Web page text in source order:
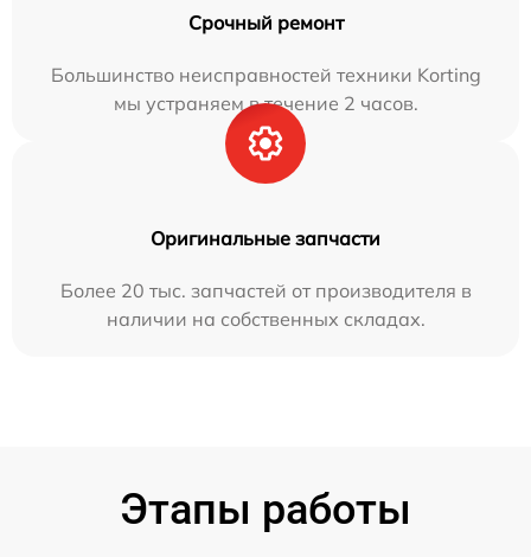
Срочный ремонт
Большинство неисправностей техники Korting
мы устраняем в течение 2 часов.
Оригинальные запчасти
Более 20 тыс. запчастей от производителя в
наличии на собственных складах.
Этапы работы